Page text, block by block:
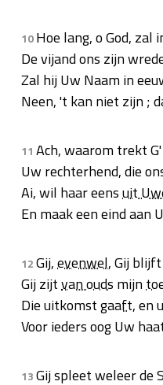
10Hoe lang, o God,
De vijand ons zijn
Zal hij Uw Naam in
Neen, 't kan niet zijn ;
11 Ach, waarom trekt
Uw rechterhend, die
Ai, wil haar eensuit
En maak een eind aan
12Gij,evenwel, Gij
Gij zijtvan ouds mijn
Die uitkomstgaaft, en
Voor ieders oog Uw
13Gij spleet weleer de